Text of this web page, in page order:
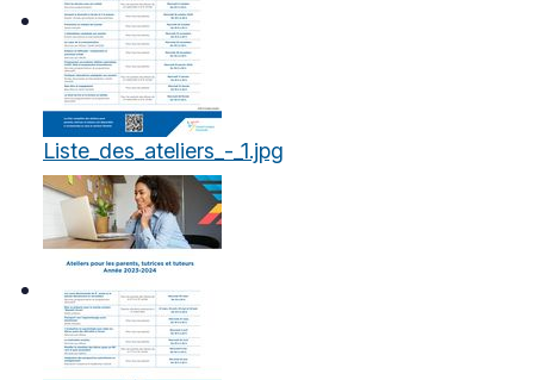
Liste_des_ateliers_-_1.jpg